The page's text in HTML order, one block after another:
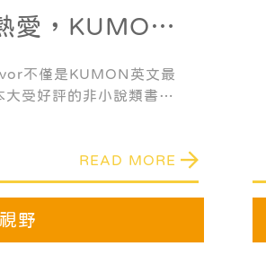
愛，KUMON
不僅是KUMON英文最
受好評的非小說類書籍
總統古德勒克·喬納森、
、外交使團成員等眾多的
READ MORE
野